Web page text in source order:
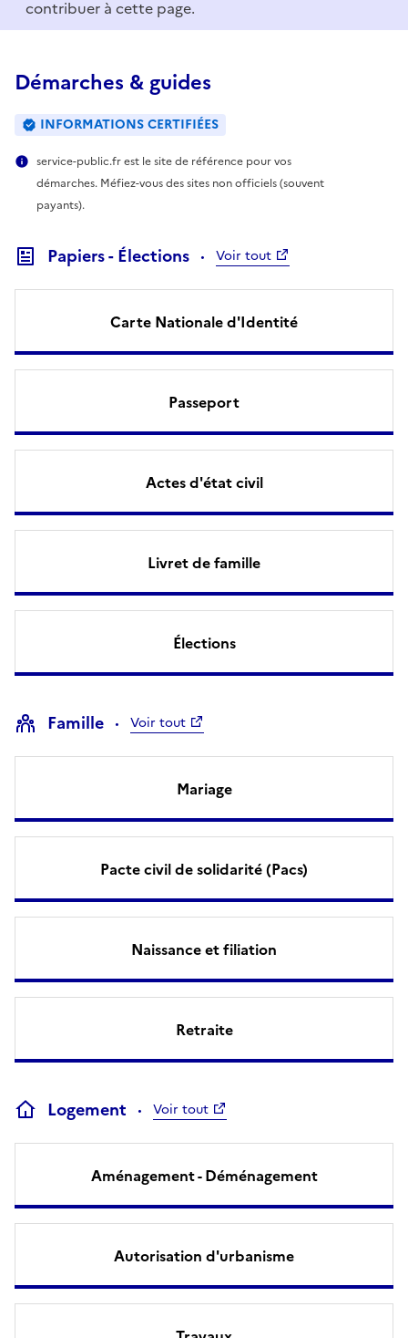
contribuer à cette page.
Démarches & guides
INFORMATIONS CERTIFIÉES
service-public.fr est le site de référence pour vos
démarches. Méfiez-vous des sites non officiels (souvent
payants).
Papiers - Élections Voir tout
Carte Nationale d'Identité
Passeport
Actes d'état civil
Livret de famille
Élections
Famille Voir tout
Mariage
Pacte civil de solidarité (Pacs)
Naissance et filiation
Retraite
Logement Voir tout
Aménagement - Déménagement
Autorisation d'urbanisme